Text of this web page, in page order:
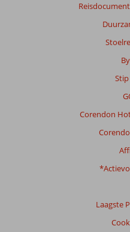
Stip
Corendon
Laagste